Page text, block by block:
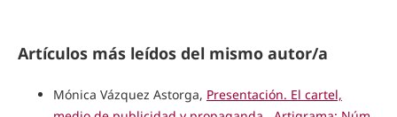
Artículos más leídos del mismo autor/a
Mónica Vázquez Astorga, Presentación. El cartel,